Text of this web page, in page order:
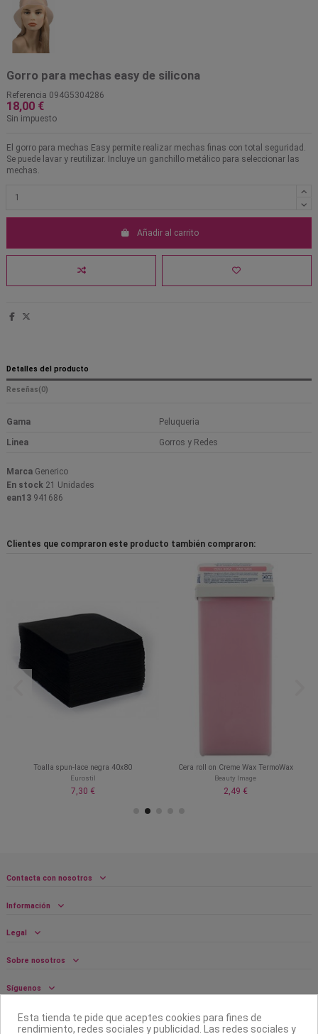
Gorro para mechas easy de silicona
Referencia 094G5304286
18,00 €
Sin impuesto
El gorro para mechas Easy permite realizar mechas finas con total seguridad.
Se puede lavar y reutilizar. Incluye un ganchillo metálico para seleccionar las
mechas.
Añadir al carrito
Detalles del producto
Reseñas(0)
Gama Peluqueria
Linea Gorros y Redes
Marca Generico
En stock 21 Unidades
ean13 941686
Clientes que compraron este producto también compraron:
Toalla spun-lace negra 40x80
Eurostil
7,30 €
Cera roll on Creme Wax TermoWax
Beauty Image
2,49 €
Contacta con nosotros
Información
Legal
Sobre nosotros
Síguenos
Boletín
Esta tienda te pide que aceptes cookies para fines de
rendimiento, redes sociales y publicidad. Las redes sociales y